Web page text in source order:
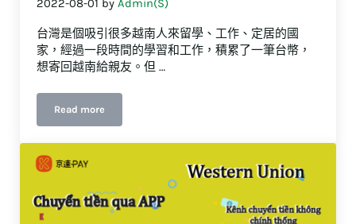
2022-08-01 byAdmin(S)
台灣是個吸引很多越南人來留學、工作、定居的國
家，經過一段時間的學習和工作，積累了一筆台幣，
想寄回越南給親友。但 …
Read more匯款到越南方式百百種，哪個才最適合呢